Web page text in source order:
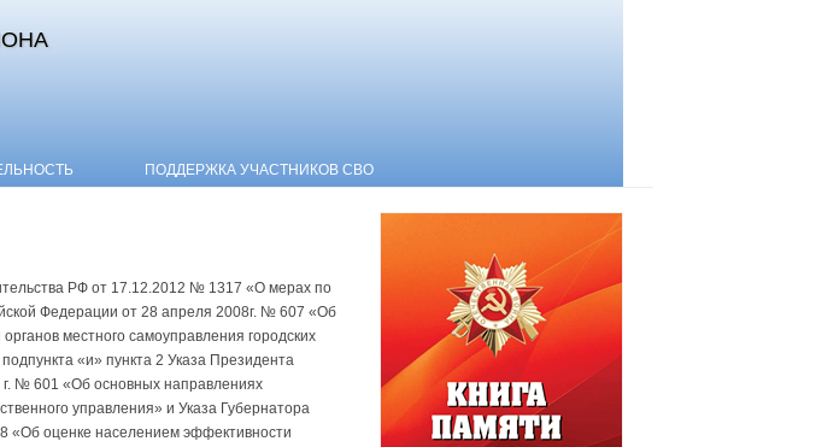
Skip to content ПОДДЕРЖКА УЧАСТНИКОВ СВО
РФ от 17.12.2012 № 1317 «О мерах по
Федерации от 28 апреля 2008г. № 607 «Об
местного самоуправления городских
«и» пункта 2 Указа Президента
№ 601 «Об основных направлениях
управления» и Указа Губернатора
«Об оценке населением эффективности